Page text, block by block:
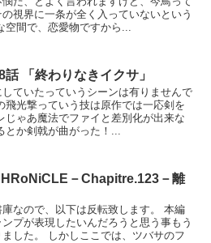
視界に一条が全く入っていないという
間で、恋愛物ですから...
「終わりなきイクサ」
ていたっていうシーンは有りませんで
飛光撃っていう技は原作では一応剣を
じゃあ魔法でファイと差別化が出来な
か剣戟が曲がった！...
－Chapitre.123－離
なので、以下は反転致します。 本編
プが表現したいんだろうと思う事もう
した。 しかしここでは、ツバサのフ